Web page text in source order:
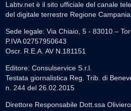
Labtv.net è il sito ufficiale del canale
del digitale terrestre Regione Campania
Sede legale: Via Chiaio, 5 - 83010 –
P.IVA 02757950643
Oscr. R.E.A. AV N.181151
Editore: Consulservice S.r.l.
Testata giornalistica Reg. Trib. di
n. 244 del 26.02.2015
Direttore Responsabile Dott.ssa